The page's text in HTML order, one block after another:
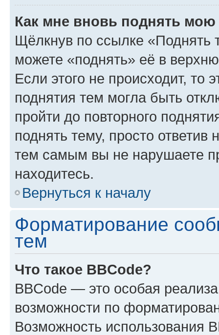
Как мне вновь поднять мою
Щёлкнув по ссылке «Поднять
можете «поднять» её в
Если этого не происходит, то
поднятия тем могла быть
пройти до повторного
поднять тему, просто ответив
тем самым вы не нарушаете
находитесь.
Вернуться к началу
Форматирование
тем
Что такое BBCode?
BBCode — это особая
возможности по
Возможность использования